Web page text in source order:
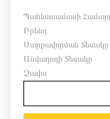
Պահեստամասի
Բրենդ
Սարքավորման Տեսակը
Անվադողի Տեսակը
Չափս